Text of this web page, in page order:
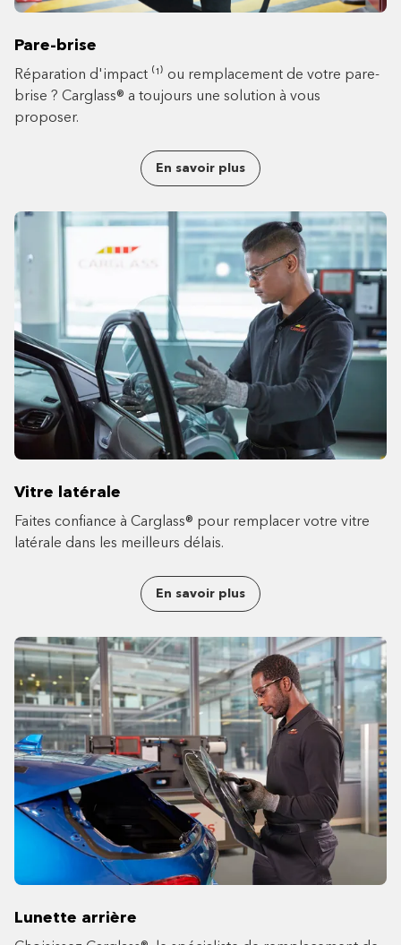
Pare-brise
Réparation d'impact ⁽¹⁾ ou remplacement de votre pare-
brise ? Carglass® a toujours une solution à vous
proposer.
En savoir plus
Vitre latérale
Faites confiance à Carglass® pour remplacer votre vitre
latérale dans les meilleurs délais.
En savoir plus
Lunette arrière